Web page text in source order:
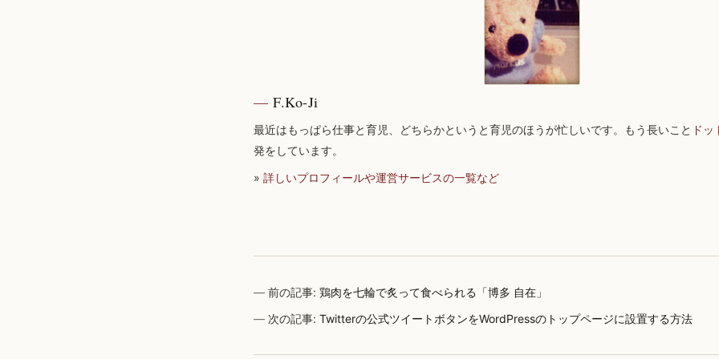
F.Ko-Ji
最近はもっぱら仕事と育児、どちらかというと育児のほうが忙しいです。もう長いこと ド
発をしています。
» 詳しいプロフィールや運営サービスの一覧など
前の記事:鶏肉を七輪で炙って食べられる「博多 自在」
次の記事:Twitterの公式ツイートボタンをWordPressのトップページに設置する方法